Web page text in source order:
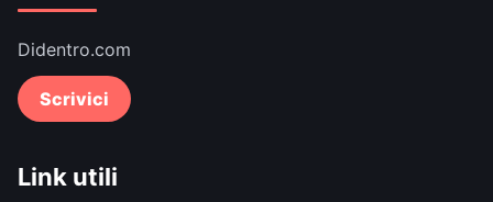
Didentro.com
Scrivici
Link utili